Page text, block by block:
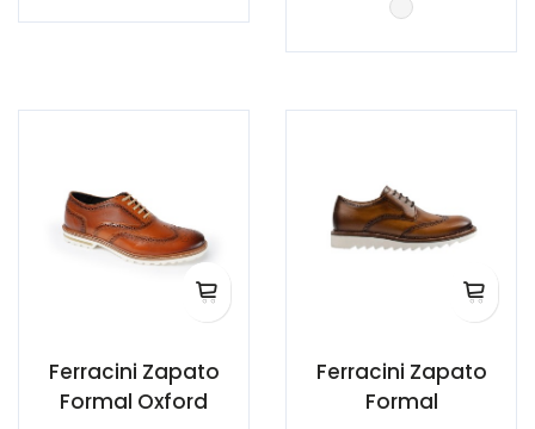
Ferracini Zapato
Formal Oxford
Ferracini Zapato
Formal